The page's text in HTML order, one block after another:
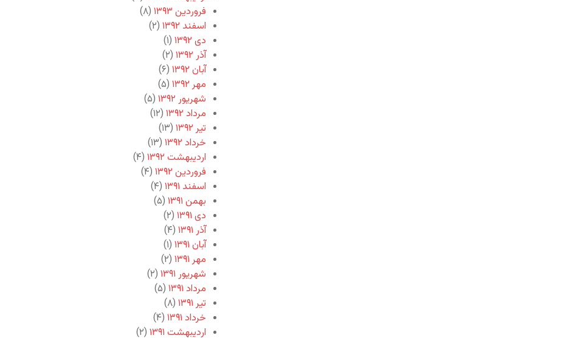
فروردین ۱۳۹۳
(۸)
اسفند ۱۳۹۲
(۲)
دی ۱۳۹۲
(۱)
آذر ۱۳۹۲
(۲)
آبان ۱۳۹۲
(۶)
مهر ۱۳۹۲
(۵)
شهریور ۱۳۹۲
(۵)
مرداد ۱۳۹۲
(۱۲)
تیر ۱۳۹۲
(۱۳)
خرداد ۱۳۹۲
(۱۳)
اردیبهشت ۱۳۹۲
(۴)
فروردین ۱۳۹۲
(۴)
اسفند ۱۳۹۱
(۴)
بهمن ۱۳۹۱
(۵)
دی ۱۳۹۱
(۲)
آذر ۱۳۹۱
(۴)
آبان ۱۳۹۱
(۱)
مهر ۱۳۹۱
(۲)
شهریور ۱۳۹۱
(۲)
مرداد ۱۳۹۱
(۵)
تیر ۱۳۹۱
(۸)
خرداد ۱۳۹۱
(۴)
اردیبهشت ۱۳۹۱
(۲)